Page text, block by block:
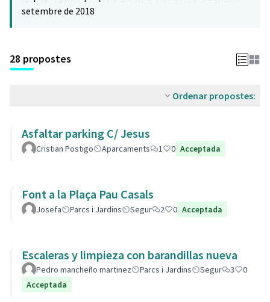
setembre de 2018
28 propostes
Ordenar propostes:
Asfaltar parking C/ Jesus
Cristian Postigo Aparcaments 1 0 Acceptada
Font a la Plaça Pau Casals
Josefa Parcs i Jardins Segur 2 0 Acceptada
Escaleras y limpieza con barandillas nueva
Pedro mancheño martinez Parcs i Jardins Segur 3
0
Acceptada